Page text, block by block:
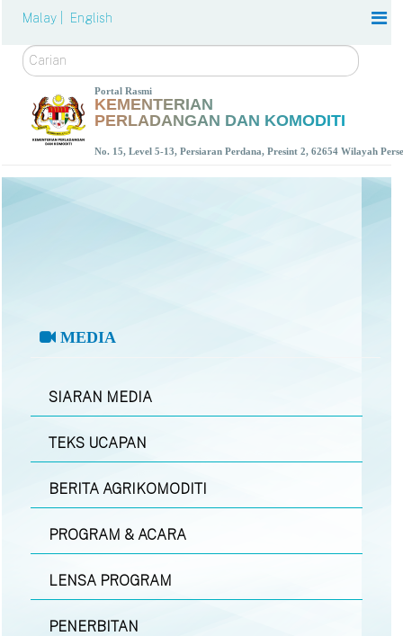
Malay | English
Carian
Portal Rasmi
KEMENTERIAN
PERLADANGAN DAN KOMODITI
No. 15, Level 5-13, Persiaran Perdana, Presint 2, 62654 Wilayah
MEDIA
SIARAN MEDIA
TEKS UCAPAN
BERITA AGRIKOMODITI
PROGRAM & ACARA
LENSA PROGRAM
PENERBITAN